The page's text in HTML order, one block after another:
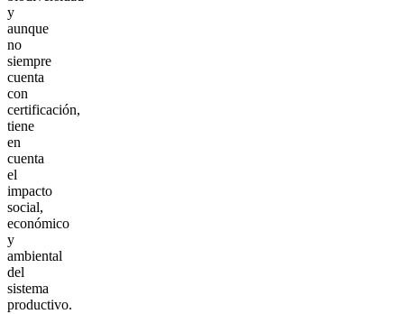
y
aunque
no
siempre
cuenta
con
certificación,
tiene
en
cuenta
el
impacto
social,
económico
y
ambiental
del
sistema
productivo.